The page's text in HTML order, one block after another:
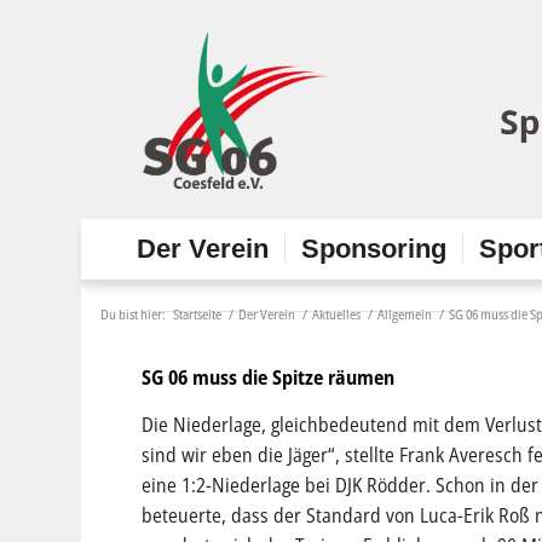
Der Verein Sponsoring
Du bist hier: Startseite / Der Verein / Aktuelles / Allgemein / SG 06 muss die
SG 06 muss die Spitze räumen
Die Niederlage, gleichbedeutend mit dem
sind wir eben die Jäger“, stellte Frank Averesch
eine 1:2-Niederlage bei DJK Rödder. Schon in
beteuerte, dass der Standard von Luca-Erik